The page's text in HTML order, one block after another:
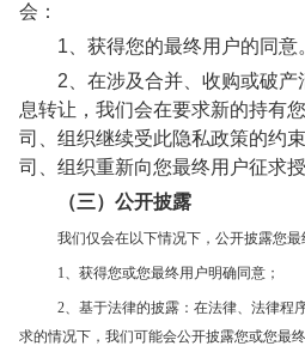
会：
1、获得您的最终用户的同意
2、在涉及合并、收购或破
息转让，我们会在要求新的持有
司、组织继续受此隐私政策的约
司、组织重新向您最终用户征求授
（三）公开披露
我们仅会在以下情况下，公开披露您
1、获得您或您最终用户明确同意；
2、基于法律的披露：在法律、法律程
求的情况下，我们可能会公开披露您或您最